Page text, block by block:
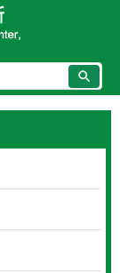
搜
尋